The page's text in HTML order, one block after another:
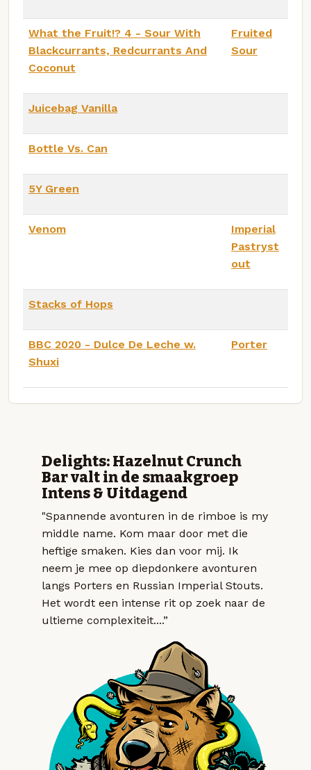
What the Fruit!? 4 - Sour With
Blackcurrants, Redcurrants And
Coconut
Fruited
Sour
Juicebag Vanilla
Bottle Vs. Can
5Y Green
Venom
Imperial
Pastryst
out
Stacks of Hops
BBC 2020 - Dulce De Leche w.
Shuxi
Porter
Delights: Hazelnut Crunch
Bar valt in de smaakgroep
Intens & Uitdagend
"Spannende avonturen in de rimboe is my
middle name. Kom maar door met die
heftige smaken. Kies dan voor mij. Ik
neem je mee op diepdonkere avonturen
langs Porters en Russian Imperial Stouts.
Het wordt een intense rit op zoek naar de
ultieme complexiteit....”